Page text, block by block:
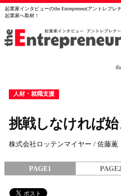
起業家インタビューのthe Entrepreneur(アントレプレ
起業家へ取材！
人材・就職支援
挑戦しなければ
株式会社ロッテンマイヤー / 佐藤薫
PAGE1